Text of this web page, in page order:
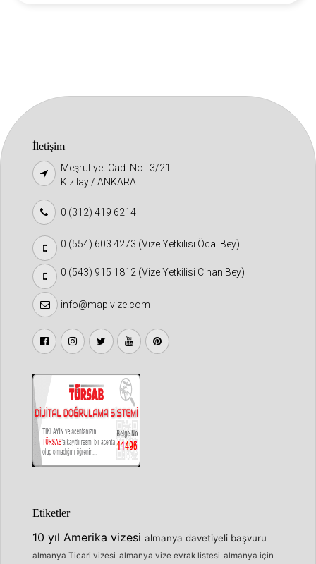
İletişim
Meşrutiyet Cad. No : 3/21
Kızılay / ANKARA
0 (312) 419 6214
0 (554) 603 4273 (Vize Yetkilisi Öcal Bey)
0 (543) 915 1812 (Vize Yetkilisi Cihan Bey)
info@mapivize.com
Etiketler
10 yıl Amerika vizesi almanya davetiyeli başvuru
almanya Ticari vizesi almanya vize evrak listesi almanya için